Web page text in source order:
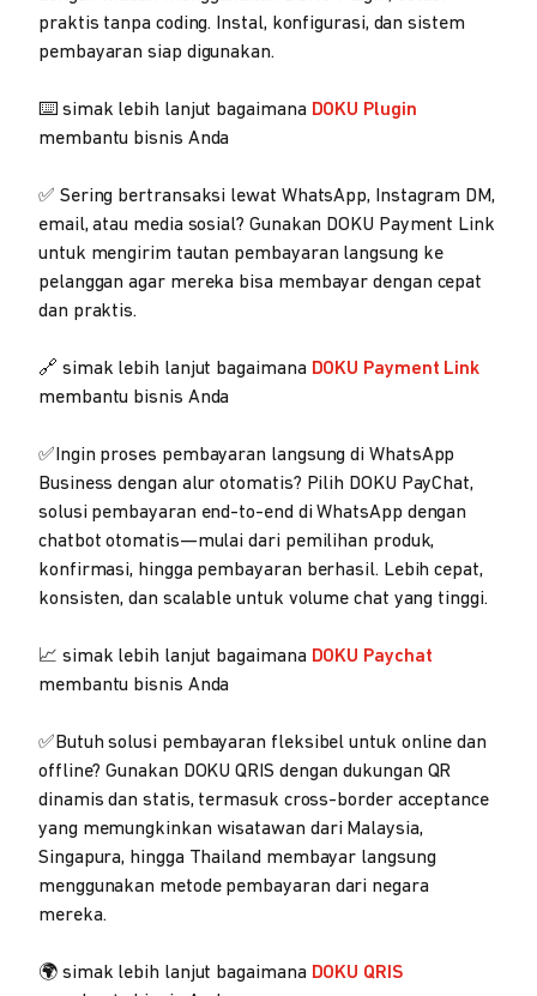
praktis tanpa coding. Instal, konfigurasi, dan sistem
pembayaran siap digunakan.
⌨️ simak lebih lanjut bagaimana DOKU Plugin
membantu bisnis Anda
✅ Sering bertransaksi lewat WhatsApp, Instagram DM,
email, atau media sosial? Gunakan DOKU Payment Link
untuk mengirim tautan pembayaran langsung ke
pelanggan agar mereka bisa membayar dengan cepat
dan praktis.
🔗 simak lebih lanjut bagaimana DOKU Payment Link
membantu bisnis Anda
✅Ingin proses pembayaran langsung di WhatsApp
Business dengan alur otomatis? Pilih DOKU PayChat,
solusi pembayaran end-to-end di WhatsApp dengan
chatbot otomatis—mulai dari pemilihan produk,
konfirmasi, hingga pembayaran berhasil. Lebih cepat,
konsisten, dan scalable untuk volume chat yang tinggi.
📈 simak lebih lanjut bagaimana DOKU Paychat
membantu bisnis Anda
✅Butuh solusi pembayaran fleksibel untuk online dan
offline? Gunakan DOKU QRIS dengan dukungan QR
dinamis dan statis, termasuk cross-border acceptance
yang memungkinkan wisatawan dari Malaysia,
Singapura, hingga Thailand membayar langsung
menggunakan metode pembayaran dari negara
mereka.
🌍 simak lebih lanjut bagaimana DOKU QRIS